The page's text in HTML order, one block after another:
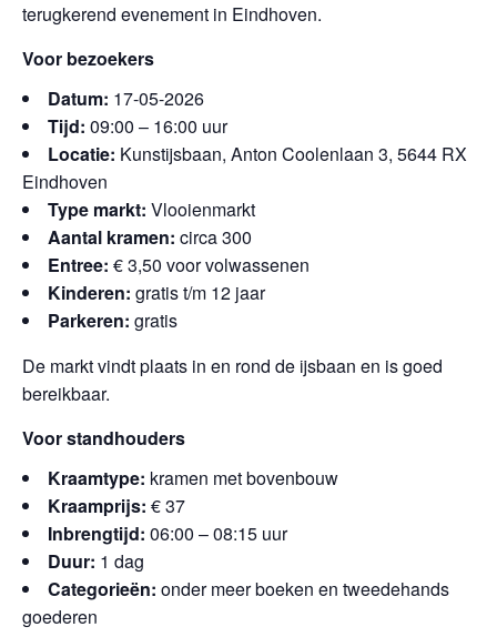
terugkerend evenement in Eindhoven.
Voor bezoekers
Datum: 17-05-2026
Tijd: 09:00 – 16:00 uur
Locatie: Kunstijsbaan, Anton Coolenlaan 3, 5644 RX
Eindhoven
Type markt: Vlooienmarkt
Aantal kramen: circa 300
Entree: € 3,50 voor volwassenen
Kinderen: gratis t/m 12 jaar
Parkeren: gratis
De markt vindt plaats in en rond de ijsbaan en is goed
bereikbaar.
Voor standhouders
Kraamtype: kramen met bovenbouw
Kraamprijs: € 37
Inbrengtijd: 06:00 – 08:15 uur
Duur: 1 dag
Categorieën: onder meer boeken en tweedehands
goederen